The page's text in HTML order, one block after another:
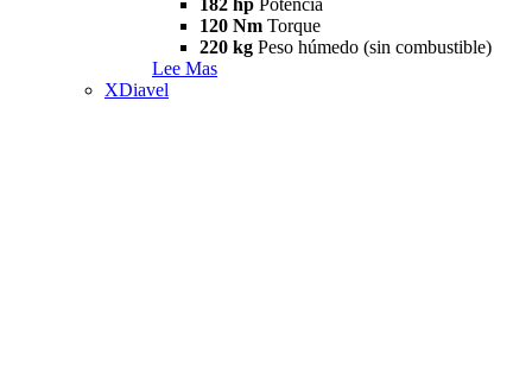
182 hp Potencia
120 Nm Torque
220 kg Peso húmedo (sin combustible)
Lee Mas
XDiavel